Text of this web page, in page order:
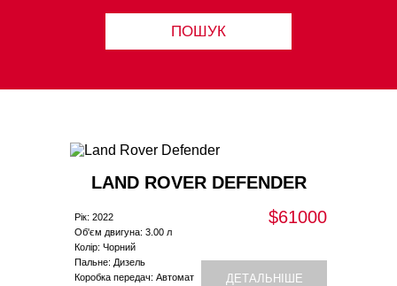
ПОШУК
LAND ROVER DEFENDER
Рік: 2022
Об'єм двигуна: 3.00 л
Колір: Чорний
Пальне: Дизель
Коробка передач: Автомат
$61000
ДЕТАЛЬНІШЕ